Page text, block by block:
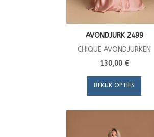
AVONDJURK 2499
CHIQUE AVONDJURKEN
130,00 €
BEKIJK OPTIES